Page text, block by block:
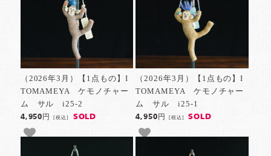
（2026年3月）【1点もの】I
TOMAMEYA ケモノチャー
ム サル i25-2
4,950円[税込] SOLD
（2026年3月）【1点もの】I
TOMAMEYA ケモノチャー
ム サル i25-1
4,950円 [税込] SOLD